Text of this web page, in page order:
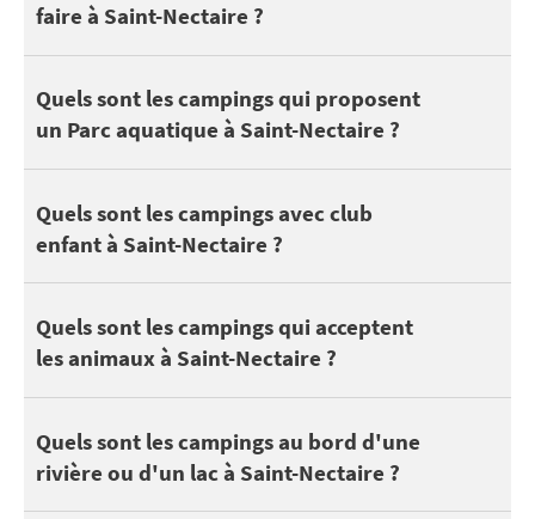
faire à Saint-Nectaire ?
Vous pourrez également profiter de vos vacances à Saint-
Côté nature, découvrez Lac Chambon - Chambon sur Lac à
Pour sortir avec les enfants, profitez des attractions à
Quels sont les campings qui proposent
un Parc aquatique à Saint-Nectaire ?
3 campings à Saint-Nectaire disposent d'une piscine. Selon
Quels sont les campings avec club
enfant à Saint-Nectaire ?
Les enfants et ados apprécient le camping pour se faire des
Quels sont les campings qui acceptent
les animaux à Saint-Nectaire ?
Voici des campings qui acceptent les animaux à Saint-Nectaire :
Quels sont les campings au bord d'une
rivière ou d'un lac à Saint-Nectaire ?
On peut trouver 2 campings à Saint-Nectaire au bord d'un lac